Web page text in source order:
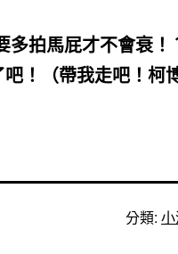
拍馬屁才不會衰！
！（帶我走吧！柯
分類: